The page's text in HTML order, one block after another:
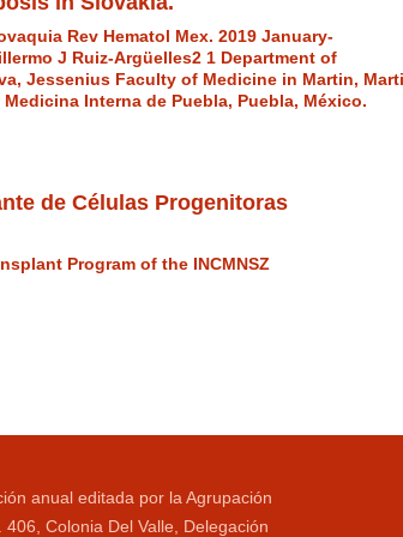
Rev Hematol Mex. 2019 January-
J Ruiz-Argüelles2 1 Department of
Jessenius Faculty of Medicine in Martin,
Interna de Puebla, Puebla, México.
de Células Progenitoras
Program of the INCMNSZ
anual editada por la Agrupación
Colonia Del Valle, Delegación